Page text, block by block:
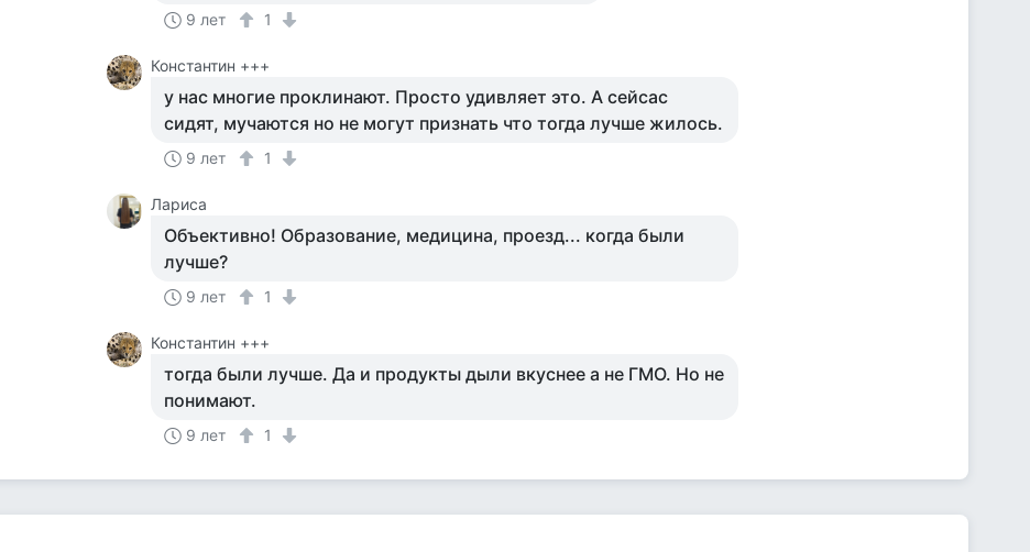
9 лет 1
Константин +++
у нас многие проклинают. Просто удивляет это. А сейсас
сидят, мучаются но не могут признать что тогда лучше жилось.
9 лет 1
Лариса
Объективно! Образование, медицина, проезд... когда были
лучше?
9 лет 1
Константин +++
тогда были лучше. Да и продукты дыли вкуснее а не ГМО. Но не
понимают.
9 лет 1